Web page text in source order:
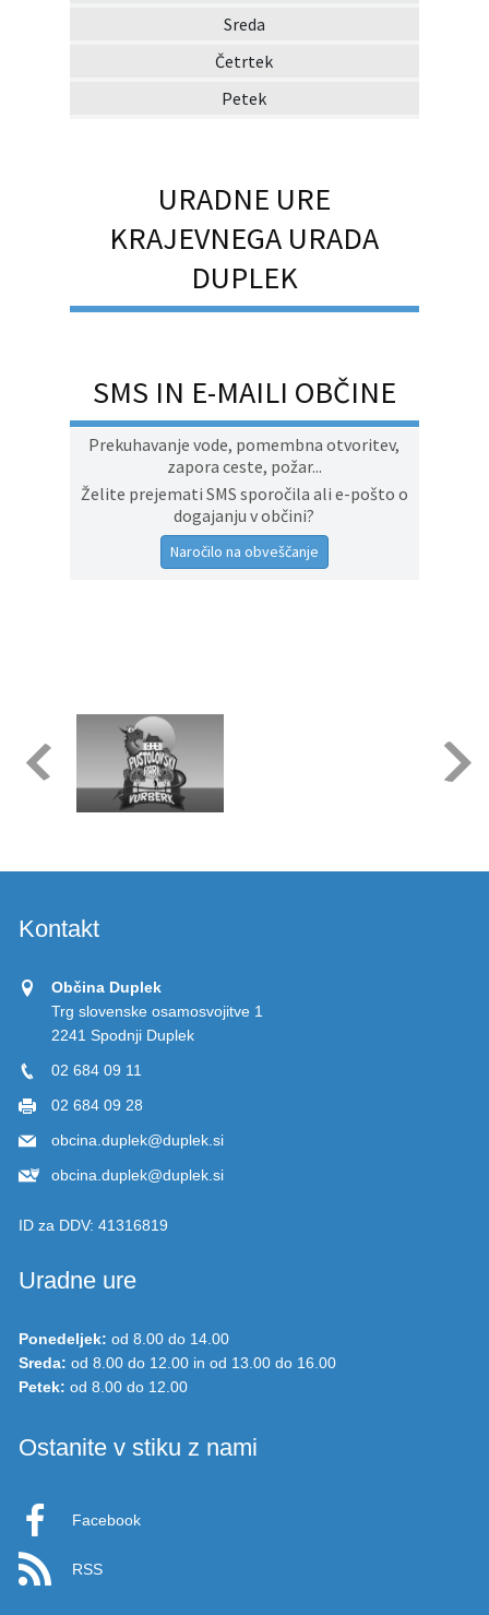
Sreda
Četrtek
Petek
URADNE URE
KRAJEVNEGA URADA
DUPLEK
SMS IN E-MAILI OBČINE
Prekuhavanje vode, pomembna otvoritev,
zapora ceste, požar...
Želite prejemati SMS sporočila ali e-pošto o
dogajanju v občini?
Naročilo na obveščanje
Kontakt
Občina Duplek
Trg slovenske osamosvojitve 1
2241 Spodnji Duplek
02 684 09 11
02 684 09 28
obcina.duplek@duplek.si
obcina.duplek@duplek.si
ID za DDV: 41316819
Uradne ure
Ponedeljek: od 8.00 do 14.00
Sreda: od 8.00 do 12.00 in od 13.00 do 16.00
Petek: od 8.00 do 12.00
Ostanite v stiku z nami
Facebook
RSS